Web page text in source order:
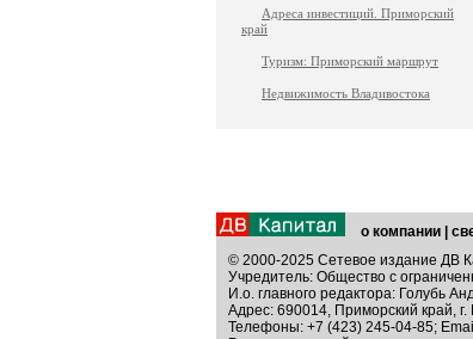
Адреса инвестиций. Приморский
край
Туризм: Приморский маршрут
Недвижимость Владивостока
о компании
© 2000-2025 Сетевое издание ДВ
Учредитель: Общество с
И.о. главного редактора: Голубь
Адрес: 690014, Приморский край,
Телефоны: +7 (423) 245-04-85;